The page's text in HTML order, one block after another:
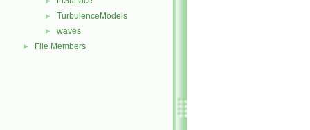
► TurbulenceModels
► waves
► File Members